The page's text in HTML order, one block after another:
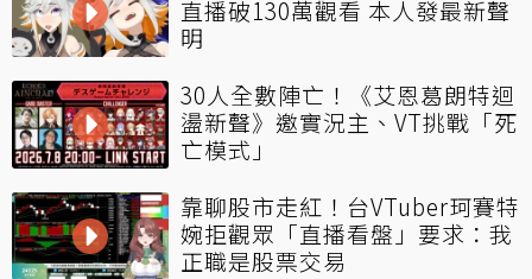
直播破130萬觀看 本人發最新聲
明
30人全數陣亡！《艾恩葛朗特迴
盪新聲》邀實況主、VT挑戰「死
亡模式」
靠聊股市走紅！台VTuber珂賽特
婉拒觀眾「直播看盤」要求：我
正職是股票交易